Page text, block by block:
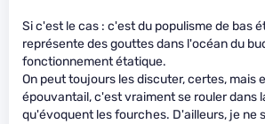
Si c'est le cas : c'est du populisme de bas
représente des gouttes dans l'océan du
fonctionnement étatique.
On peut toujours les discuter, certes, mais
épouvantail, c'est vraiment se rouler dans
qu'évoquent les fourches. D'ailleurs, je ne